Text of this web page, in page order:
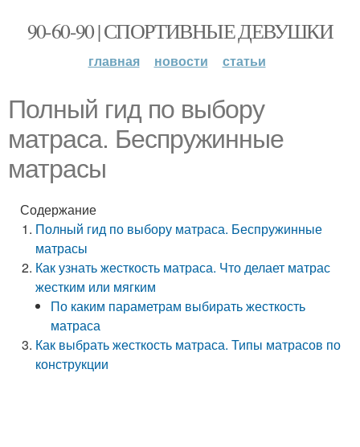
90-60-90 | СПОРТИВНЫЕ ДЕВУШКИ
главная новости статьи
Полный гид по выбору
матраса. Беспружинные
матрасы
Содержание
Полный гид по выбору матраса. Беспружинные
матрасы
Как узнать жесткость матраса. Что делает матрас
жестким или мягким
По каким параметрам выбирать жесткость
матраса
Как выбрать жесткость матраса. Типы матрасов по
конструкции